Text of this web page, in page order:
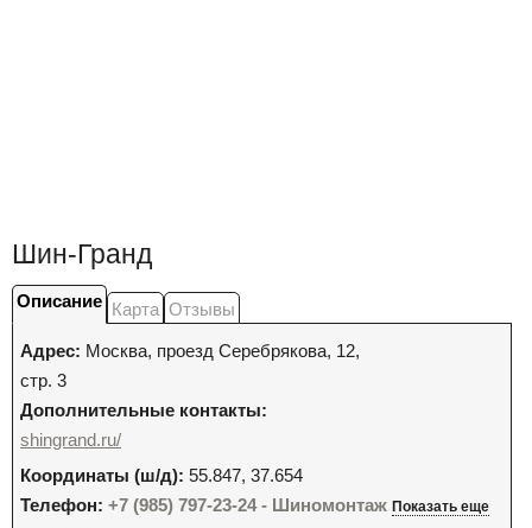
Шин-Гранд
Описание Карта Отзывы
Адрес: Москва, проезд Серебрякова, 12,
стр. 3
Дополнительные контакты:
shingrand.ru/
Координаты (ш/д): 55.847, 37.654
Телефон: +7 (985) 797-23-24 - Шиномонтаж Показать еще